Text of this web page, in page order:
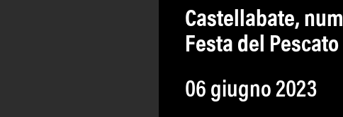
Castellabate,
Festa del
06 giugno 2023